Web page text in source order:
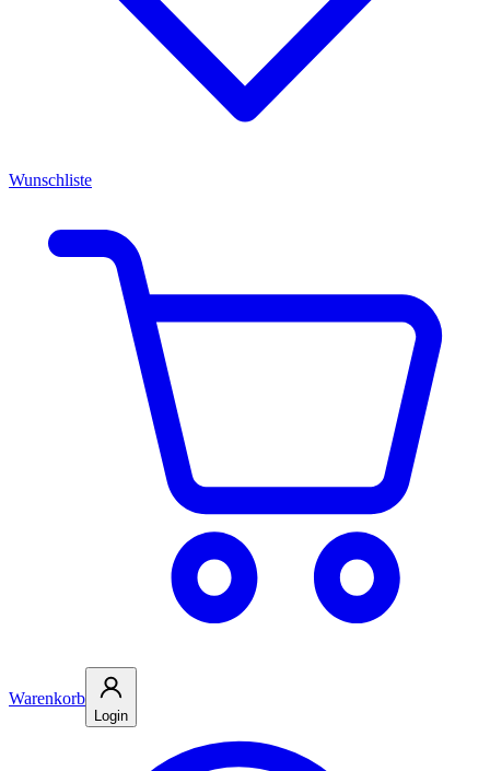
Wunschliste
Warenkorb
Login